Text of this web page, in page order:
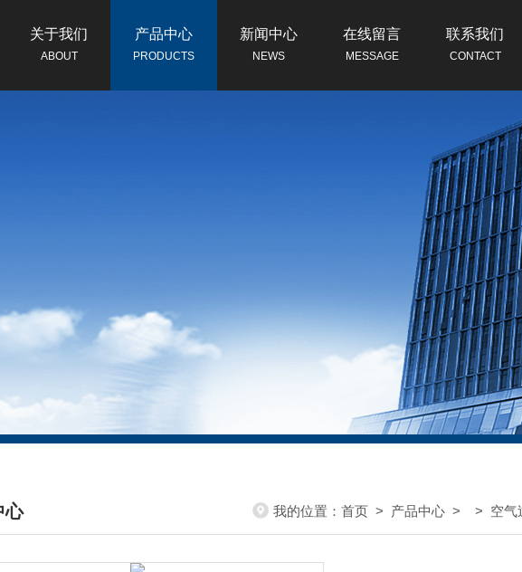
关于我们
ABOUT
产品中心
PRODUCTS
新闻中心
NEWS
在线留言
MESSAGE
联系我们
CONTACT
心
CENTER
我的位置： 首页 > 产品中心 > > 空气